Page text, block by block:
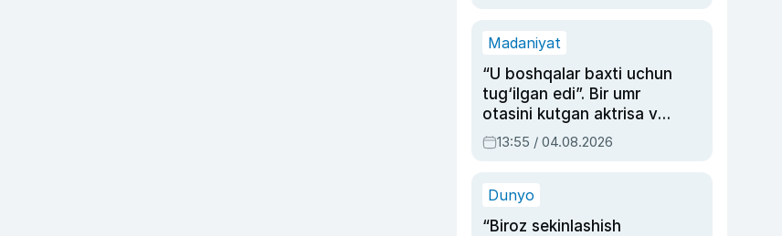
Madaniyat
“U boshqalar baxti uchun
tug‘ilgan edi”. Bir umr
otasini kutgan aktrisa va
dublyaj ustasi Rimma
Ahmedovaning
13:55 / 04.08.2026
Dunyo
“Biroz sekinlashish